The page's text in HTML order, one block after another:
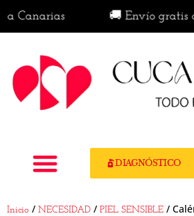
🚚 Envío gratis a
DIAGNÓSTICO
Inicio / NECESIDAD / PIEL SENSIBLE /